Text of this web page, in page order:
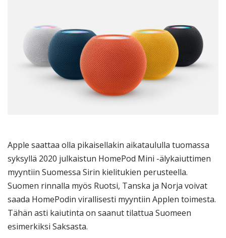
Apple saattaa olla pikaisellakin aikataululla tuomassa
syksyllä 2020 julkaistun HomePod Mini -älykaiuttimen
myyntiin Suomessa Sirin kielitukien perusteella.
Suomen rinnalla myös Ruotsi, Tanska ja Norja voivat
saada HomePodin virallisesti myyntiin Applen toimesta.
Tähän asti kaiutinta on saanut tilattua Suomeen
esimerkiksi Saksasta.